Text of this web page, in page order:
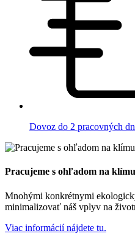
Dovoz do 2 pracovných
Pracujeme s ohľadom na
Mnohými konkrétnymi
minimalizovať náš vplyv na
Viac informácií nájdete tu.